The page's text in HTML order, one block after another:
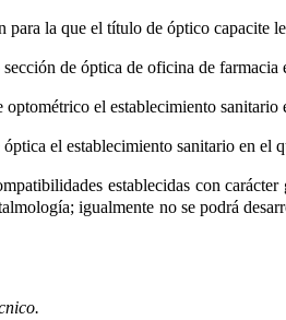
la que el título de óptico capacite
de óptica de oficina de
optométrico el establecimiento
el establecimiento sanitario en el
establecidas con
igualmente no se podrá